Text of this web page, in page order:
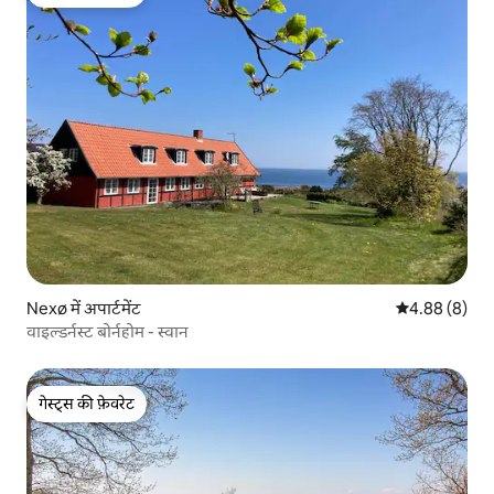
Nexø में अपार्टमेंट औसत रेटिंग 5 में
4.88 (8)
वाइल्डर्नस्ट बोर्नहोम - स्वान
गेस्ट्स की फ़ेवरेट
गेस्ट्स की फ़ेवरेट